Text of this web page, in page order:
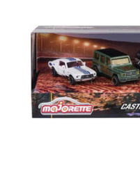
กิจกรรมและงานค
ตุ๊กตาและของสะส
อุปกรณ์อิเล็คทรอนิ
Blokees บล็อคคีส์
Zuru ซูรู
X-Shot
12~14 ปี
14+ ปี